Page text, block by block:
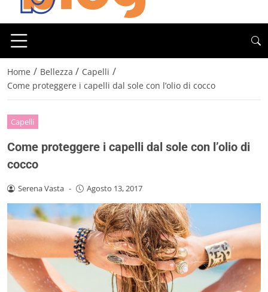
Home / Bellezza / Capelli /
Come proteggere i capelli dal sole con l’olio di cocco
Capelli
Come proteggere i capelli dal sole con l’olio di
cocco
Serena Vasta - Agosto 13, 2017